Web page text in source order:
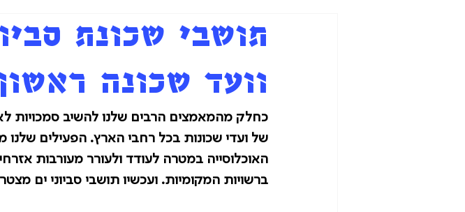
תושבי שכונת
וועד שכונה
כחלק מהמאמצים הרבים שלנו להשיב סמכויות
של ועדי שכונות בכל רחבי הארץ. הפעילים שלנו
האוכלוסייה במטרה לעודד ולעורר מעורבות
ברשויות המקומיות. ועכשיו תושבי סביוני ים